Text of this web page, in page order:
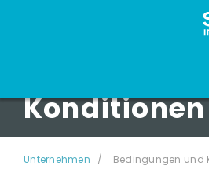
Konditionen
Unternehmen Bedingungen und